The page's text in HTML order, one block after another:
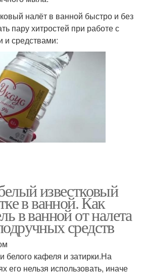
налёт в ванной быстро и без
пару хитростей при работе с
и средствами:
известковый
в ванной. Как
в ванной от налета
средств
белого кафеля и затирки.На
его нельзя использовать, иначе